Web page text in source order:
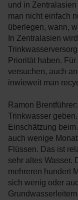
und in
man nicht einfach
überlegen, wann,
In Zentralasien
Priorität haben.
versuchen, auch
inwieweit man
Ramon
Trinkwasser
Einschätzung
auch wenige
Flüssen. Das ist
sehr altes Wasser.
mehreren hundert
sich wenig oder